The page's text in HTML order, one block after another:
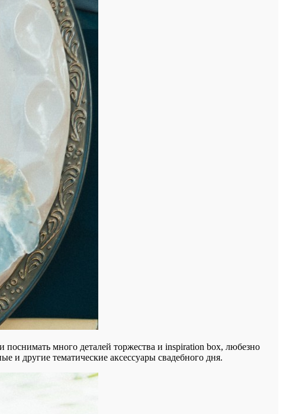
много деталей торжества и inspiration box, любезно
и другие тематические аксессуары свадебного дня.